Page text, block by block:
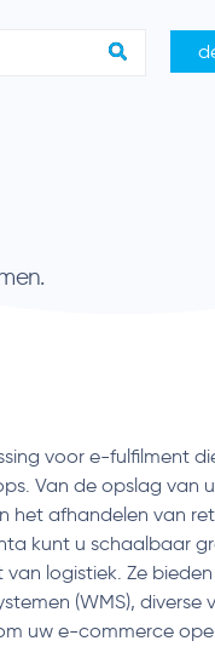
voor e-fulfilment
Van de opslag
het afhandelen van
kunt u schaalbaar
logistiek. Ze
(WMS), diverse
uw e-commerce